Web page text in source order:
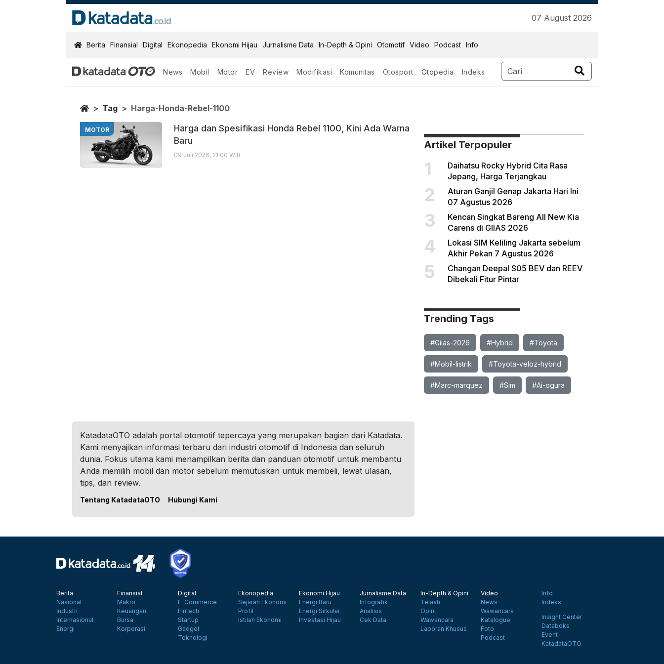
07 August 2026
KatadataOTO
Berita Finansial Digital Ekonopedia Ekonomi Hijau Jurnalisme Data In-Depth & Opini Otomotif Video Podcast Info
News Mobil Motor EV Review Modifikasi Komunitas Otosport Otopedia Indeks
Harga Honda Rebel 1100
Berita Terbaru
Home
Tag Harga-Honda-Rebel-1100
MOTOR
Harga dan Spesifikasi Honda Rebel 1100, Kini Ada Warna
Baru
09 Juli 2026, 21:00 WIB
Artikel Terpopuler
1
Daihatsu Rocky Hybrid Cita Rasa
Jepang, Harga Terjangkau
2
Aturan Ganjil Genap Jakarta Hari Ini
07 Agustus 2026
3
Kencan Singkat Bareng All New Kia
Carens di GIIAS 2026
4
Lokasi SIM Keliling Jakarta sebelum
Akhir Pekan 7 Agustus 2026
5
Changan Deepal S05 BEV dan REEV
Dibekali Fitur Pintar
Trending Tags
#Giias-2026 #Hybrid #Toyota
#Mobil-listrik #Toyota-veloz-hybrid
#Marc-marquez #Sim #Ai-ogura
KatadataOTO adalah portal otomotif tepercaya yang merupakan bagian dari Katadata.
Kami menyajikan informasi terbaru dari industri otomotif di Indonesia dan seluruh
dunia. Fokus utama kami menampilkan berita dan panduan otomotif untuk membantu
Anda memilih mobil dan motor sebelum memutuskan untuk membeli, lewat ulasan,
tips, dan review.
Tentang KatadataOTO Hubungi Kami
Berita
Nasional
Industri
Internasional
Energi
Finansial
Makro
Keuangan
Bursa
Korporasi
Digital
E-Commerce
Fintech
Startup
Gadget
Teknologi
Ekonopedia
Sejarah Ekonomi
Profil
Istilah Ekonomi
Ekonomi Hijau
Energi Baru
Energi Sirkular
Investasi Hijau
Jurnalisme Data
Infografik
Analisis
Cek Data
In-Depth & Opini
Telaah
Opini
Wawancara
Laporan Khusus
Video
News
Wawancara
Katalogue
Foto
Podcast
Info
Indeks
Insight Center
Databoks
Event
KatadataOTO